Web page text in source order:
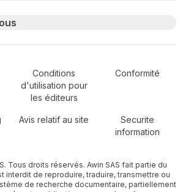
Navigation
Conditions
d'utilisation pour
les éditeurs
Conformité
Avis relatif au site
Securite
information
Tous droits réservés. Awin SAS fait partie du
interdit de reproduire, traduire, transmettre ou
de recherche documentaire, partiellement